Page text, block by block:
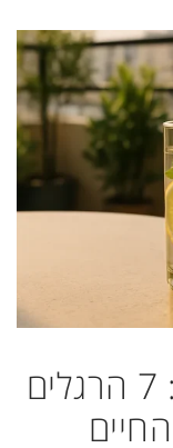
אל תחכו שהגוף יקרוס: 7 הרגלים